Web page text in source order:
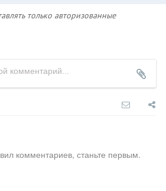
только авторизованные
комментариев, станьте первым.